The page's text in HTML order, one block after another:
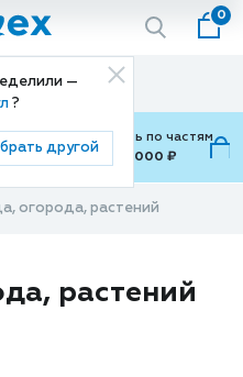
—
?
другой
0
Способ доставки
Доставка
Можно оплатить по частям
от 700 ₽ до 15,000 ₽
огорода, растений
растений